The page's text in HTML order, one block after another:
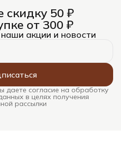
скидку 50 ₽
от 300 ₽
акции и новости
даете согласие на обработку
в целях получения
рассылки